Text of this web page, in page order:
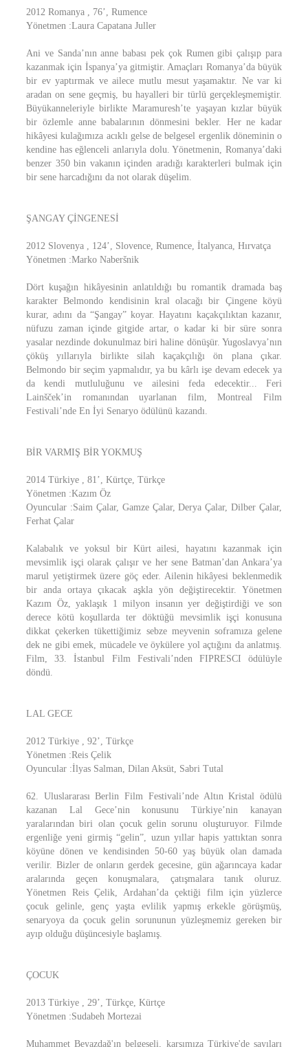
2012 Romanya , 76’, Rumence
Yönetmen :Laura Capatana Juller
Ani ve Sanda’nın anne babası pek çok Rumen gibi çalışıp para
kazanmak için İspanya’ya gitmiştir. Amaçları Romanya’da büyük
bir ev yaptırmak ve ailece mutlu mesut yaşamaktır. Ne var ki
aradan on sene geçmiş, bu hayalleri bir türlü gerçekleşmemiştir.
Büyükanneleriyle birlikte Maramuresh’te yaşayan kızlar büyük
bir özlemle anne babalarının dönmesini bekler. Her ne kadar
hikâyesi kulağımıza acıklı gelse de belgesel ergenlik döneminin o
kendine has eğlenceli anlarıyla dolu. Yönetmenin, Romanya’daki
benzer 350 bin vakanın içinden aradığı karakterleri bulmak için
bir sene harcadığını da not olarak düşelim.
ŞANGAY ÇİNGENESİ
2012 Slovenya , 124’, Slovence, Rumence, İtalyanca, Hırvatça
Yönetmen :Marko Naberšnik
Dört kuşağın hikâyesinin anlatıldığı bu romantik dramada baş
karakter Belmondo kendisinin kral olacağı bir Çingene köyü
kurar, adını da “Şangay” koyar. Hayatını kaçakçılıktan kazanır,
nüfuzu zaman içinde gitgide artar, o kadar ki bir süre sonra
yasalar nezdinde dokunulmaz biri haline dönüşür. Yugoslavya’nın
çöküş yıllarıyla birlikte silah kaçakçılığı ön plana çıkar.
Belmondo bir seçim yapmalıdır, ya bu kârlı işe devam edecek ya
da kendi mutluluğunu ve ailesini feda edecektir... Feri
Lainšček’in romanından uyarlanan film, Montreal Film
Festivali’nde En İyi Senaryo ödülünü kazandı.
BİR VARMIŞ BİR YOKMUŞ
2014 Türkiye , 81’, Kürtçe, Türkçe
Yönetmen :Kazım Öz
Oyuncular :Saim Çalar, Gamze Çalar, Derya Çalar, Dilber Çalar,
Ferhat Çalar
Kalabalık ve yoksul bir Kürt ailesi, hayatını kazanmak için
mevsimlik işçi olarak çalışır ve her sene Batman’dan Ankara’ya
marul yetiştirmek üzere göç eder. Ailenin hikâyesi beklenmedik
bir anda ortaya çıkacak aşkla yön değiştirecektir. Yönetmen
Kazım Öz, yaklaşık 1 milyon insanın yer değiştirdiği ve son
derece kötü koşullarda ter döktüğü mevsimlik işçi konusuna
dikkat çekerken tükettiğimiz sebze meyvenin soframıza gelene
dek ne gibi emek, mücadele ve öykülere yol açtığını da anlatmış.
Film, 33. İstanbul Film Festivali’nden FIPRESCI ödülüyle
döndü.
LAL GECE
2012 Türkiye , 92’, Türkçe
Yönetmen :Reis Çelik
Oyuncular :İlyas Salman, Dilan Aksüt, Sabri Tutal
62. Uluslararası Berlin Film Festivali’nde Altın Kristal ödülü
kazanan Lal Gece’nin konusunu Türkiye’nin kanayan
yaralarından biri olan çocuk gelin sorunu oluşturuyor. Filmde
ergenliğe yeni girmiş “gelin”, uzun yıllar hapis yattıktan sonra
köyüne dönen ve kendisinden 50-60 yaş büyük olan damada
verilir. Bizler de onların gerdek gecesine, gün ağarıncaya kadar
aralarında geçen konuşmalara, çatışmalara tanık oluruz.
Yönetmen Reis Çelik, Ardahan’da çektiği film için yüzlerce
çocuk gelinle, genç yaşta evlilik yapmış erkekle görüşmüş,
senaryoya da çocuk gelin sorununun yüzleşmemiz gereken bir
ayıp olduğu düşüncesiyle başlamış.
ÇOCUK
2013 Türkiye , 29’, Türkçe, Kürtçe
Yönetmen :Sudabeh Mortezai
Muhammet Beyazdağ'ın belgeseli, karşımıza Türkiye'de sayıları